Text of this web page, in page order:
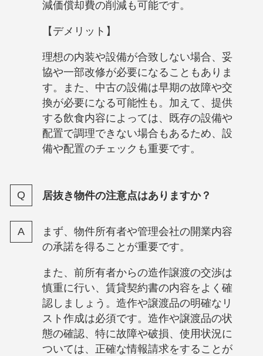
減価償却費の削減も可能です。
【デメリット】
理想の内装や設備が合致しない場合、妥
協や一部改修が必要になることもありま
す。また、中古の設備は早期の故障や交
換が必要になる可能性も。加えて、提供
する飲食内容によっては、既存の設備や
配置で調理できない場合もあるため、設
備や配置のチェックも重要です。
居抜き物件の注意点はありますか？
まず、物件所有者や管理会社の開業内容
の承諾を得ることが重要です。
また、前所有者からの造作譲渡の交渉は
慎重に行い、賃貸契約書の内容をよく確
認しましょう。造作や譲渡品の明確なリ
スト作成は必須です。造作や譲渡品の状
態の確認、特に故障や破損、使用状況に
ついては、正確な情報請求をすることが